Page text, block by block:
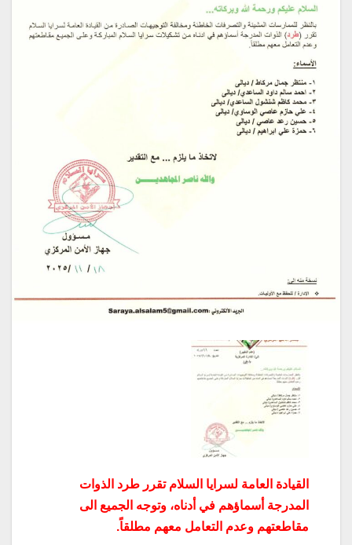
القيادة العامة لسرايا السلام تقرر طرد الذوات
المدرجة أسماؤهم في أدناه، وتوجه الجميع الى
مقاطعتهم وعدم التعامل معهم مطلقاً.